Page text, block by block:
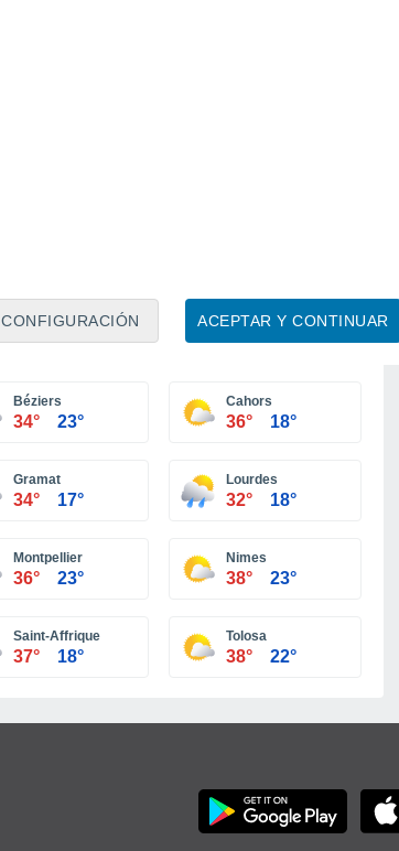
ACEPTAR Y CONTINUAR
CONFIGURACIÓN
Béziers
34° 23°
Cahors
36° 18°
Gramat
34° 17°
Lourdes
32° 18°
Montpellier
36° 23°
Nimes
38° 23°
Saint-Affrique
37° 18°
Tolosa
38° 22°